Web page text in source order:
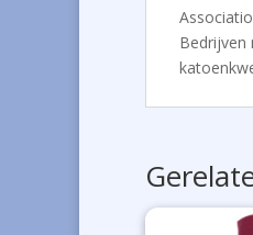
Bedrijven